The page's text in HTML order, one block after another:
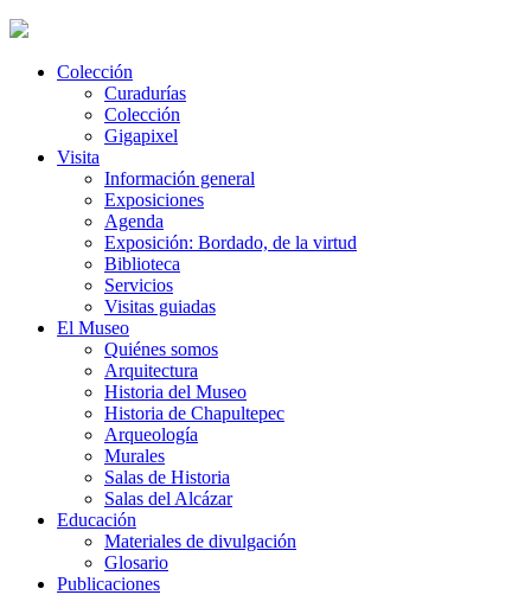
Colección
Curadurías
Colección
Gigapixel
Visita
Información general
Exposiciones
Agenda
Exposición: Bordado, de la virtud
Biblioteca
Servicios
Visitas guiadas
El Museo
Quiénes somos
Arquitectura
Historia del Museo
Historia de Chapultepec
Arqueología
Murales
Salas de Historia
Salas del Alcázar
Educación
Materiales de divulgación
Glosario
Publicaciones